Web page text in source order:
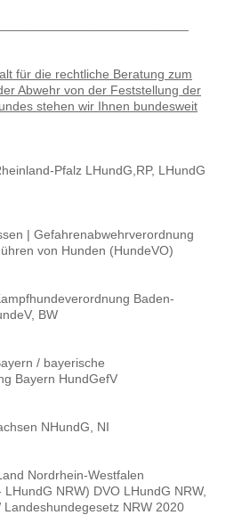
für die rechtliche Beratung zum
Abwehr von der Feststellung der
stehen wir Ihnen bundesweit
Pfalz LHundG,RP, LHundG
| Gefahrenabwehrverordnung
von Hunden (HundeVO)
Baden-
BW
/ bayerische
Bayern HundGefV
NHundG, NI
Nordrhein-Westfalen
NRW) DVO LHundG NRW,
Landeshundegesetz NRW 2020